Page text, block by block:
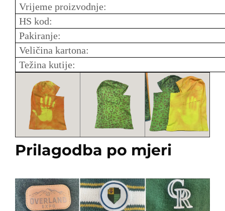
Vrijeme proizvodnje:
HS kod:
Pakiranje:
Veličina kartona:
Težina kutije:
Prilagodba po mjeri